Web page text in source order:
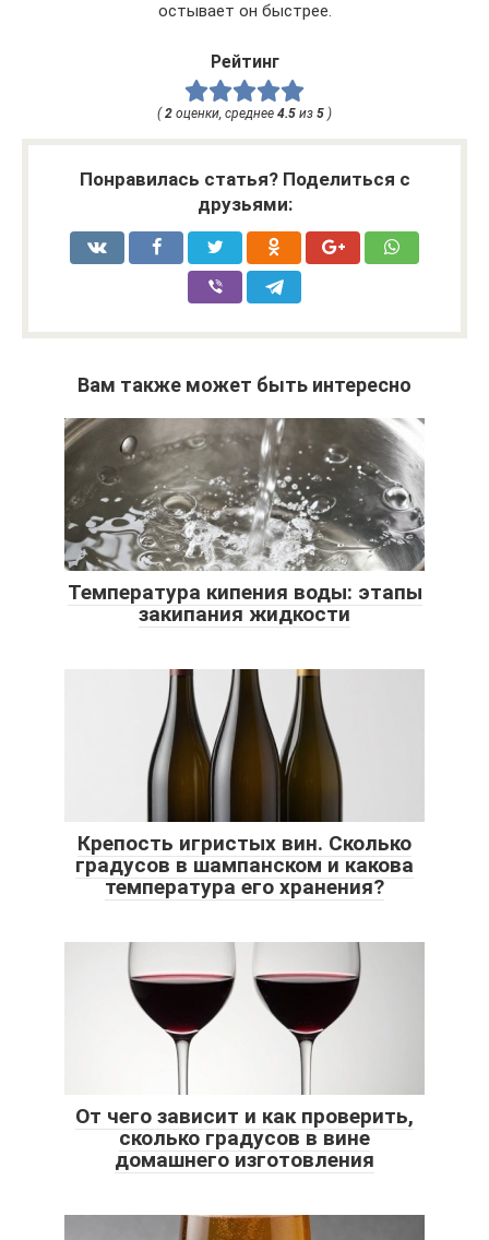
остывает он быстрее.
Рейтинг
( 2 оценки, среднее 4.5 из 5 )
Понравилась статья? Поделиться с
друзьями:
Вам также может быть интересно
Температура кипения воды: этапы
закипания жидкости
Крепость игристых вин. Сколько
градусов в шампанском и какова
температура его хранения?
От чего зависит и как проверить,
сколько градусов в вине
домашнего изготовления